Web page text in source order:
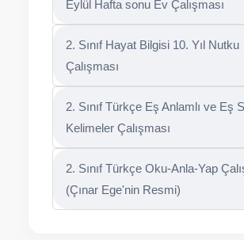
Eylül Hafta sonu Ev Çalışması
2. Sınıf Hayat Bilgisi 10. Yıl Nutku
Çalışması
2. Sınıf Türkçe Eş Anlamlı ve Eş
Kelimeler Çalışması
2. Sınıf Türkçe Oku-Anla-Yap
(Çınar Ege'nin Resmi)